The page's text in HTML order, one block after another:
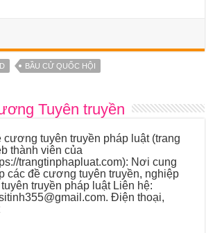
BẦU CỬ QUỐC HỘI
Tuyên truyền
cương tuyên truyền pháp luật (trang
thành viên của
trangtinphapluat.com): Nơi cung
các đề cương tuyên truyền, nghiệp
truyền pháp luật Liên hệ:
Điện thoại,